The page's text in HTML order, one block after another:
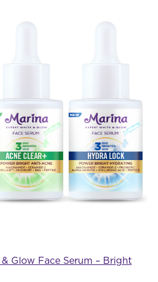
Glow Face Serum – Bright